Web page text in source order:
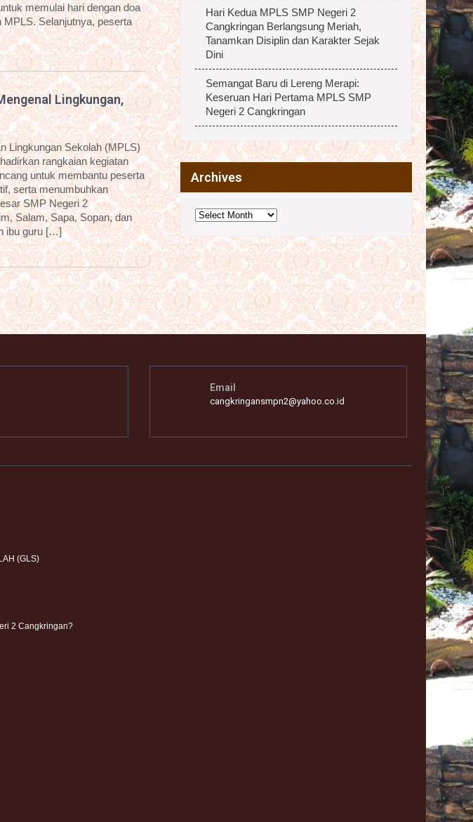
memulai hari dengan doa
Selanjutnya, peserta
Lingkungan,
Lingkungan Sekolah (MPLS)
rangkaian kegiatan
untuk membantu peserta
serta menumbuhkan
SMP Negeri 2
Salam, Sapa, Sopan, dan
ibu guru […]
Hari Kedua MPLS SMP Negeri 2
Cangkringan Berlangsung Meriah,
Tanamkan Disiplin dan Karakter Sejak
Dini
Semangat Baru di Lereng Merapi:
Keseruan Hari Pertama MPLS SMP
Negeri 2 Cangkringan
Archives
Archives
Email
cangkringansmpn2@yahoo.co.id
(GLS)
2 Cangkringan?